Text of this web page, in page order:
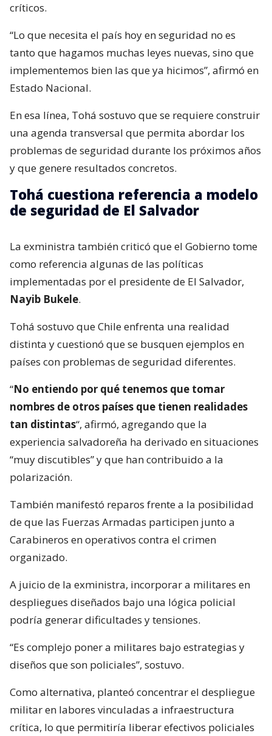
críticos.
“Lo que necesita el país hoy en seguridad no es
tanto que hagamos muchas leyes nuevas, sino que
implementemos bien las que ya hicimos”, afirmó en
Estado Nacional.
En esa línea, Tohá sostuvo que se requiere construir
una agenda transversal que permita abordar los
problemas de seguridad durante los próximos años
y que genere resultados concretos.
Tohá cuestiona referencia a modelo
de seguridad de El Salvador
La exministra también criticó que el Gobierno tome
como referencia algunas de las políticas
implementadas por el presidente de El Salvador,
Nayib Bukele.
Tohá sostuvo que Chile enfrenta una realidad
distinta y cuestionó que se busquen ejemplos en
países con problemas de seguridad diferentes.
“No entiendo por qué tenemos que tomar
nombres de otros países que tienen realidades
tan distintas“, afirmó, agregando que la
experiencia salvadoreña ha derivado en situaciones
“muy discutibles” y que han contribuido a la
polarización.
También manifestó reparos frente a la posibilidad
de que las Fuerzas Armadas participen junto a
Carabineros en operativos contra el crimen
organizado.
A juicio de la exministra, incorporar a militares en
despliegues diseñados bajo una lógica policial
podría generar dificultades y tensiones.
“Es complejo poner a militares bajo estrategias y
diseños que son policiales”, sostuvo.
Como alternativa, planteó concentrar el despliegue
militar en labores vinculadas a infraestructura
crítica, lo que permitiría liberar efectivos policiales